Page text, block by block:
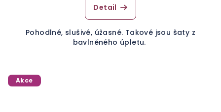
Detail
Pohodlné, slušivé, úžasné. Takové jsou šaty z
bavlněného úpletu.
Akce